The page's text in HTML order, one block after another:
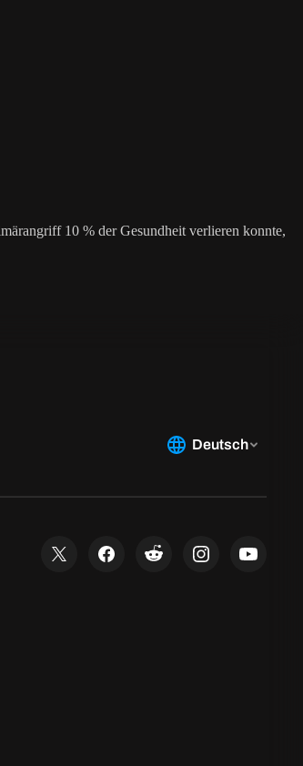
10 % der Gesundheit verlieren konnte,